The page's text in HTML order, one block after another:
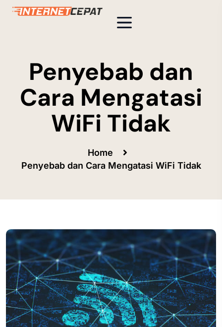
Penyebab dan
Cara Mengatasi
WiFi Tidak
Home
Penyebab dan Cara Mengatasi WiFi Tidak